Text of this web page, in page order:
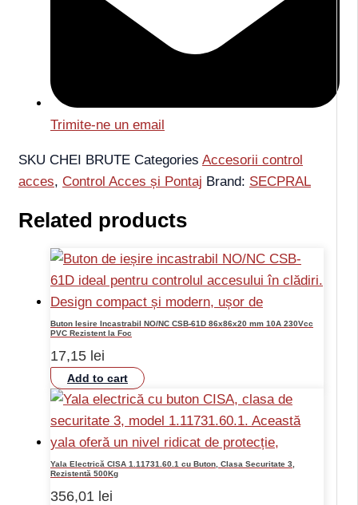
Trimite-ne un email
SKU CHEI BRUTE Categories Accesorii control
acces, Control Acces și Pontaj Brand: SECPRAL
Related products
Buton Iesire Incastrabil NO/NC CSB-61D 86x86x20 mm 10A 230Vcc
PVC Rezistent la Foc
17,15 lei
Add to cart
Yala Electrică CISA 1.11731.60.1 cu Buton, Clasa Securitate 3,
Rezistentă 500Kg
356,01 lei